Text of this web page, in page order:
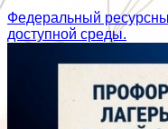
Федеральный
доступной среды.